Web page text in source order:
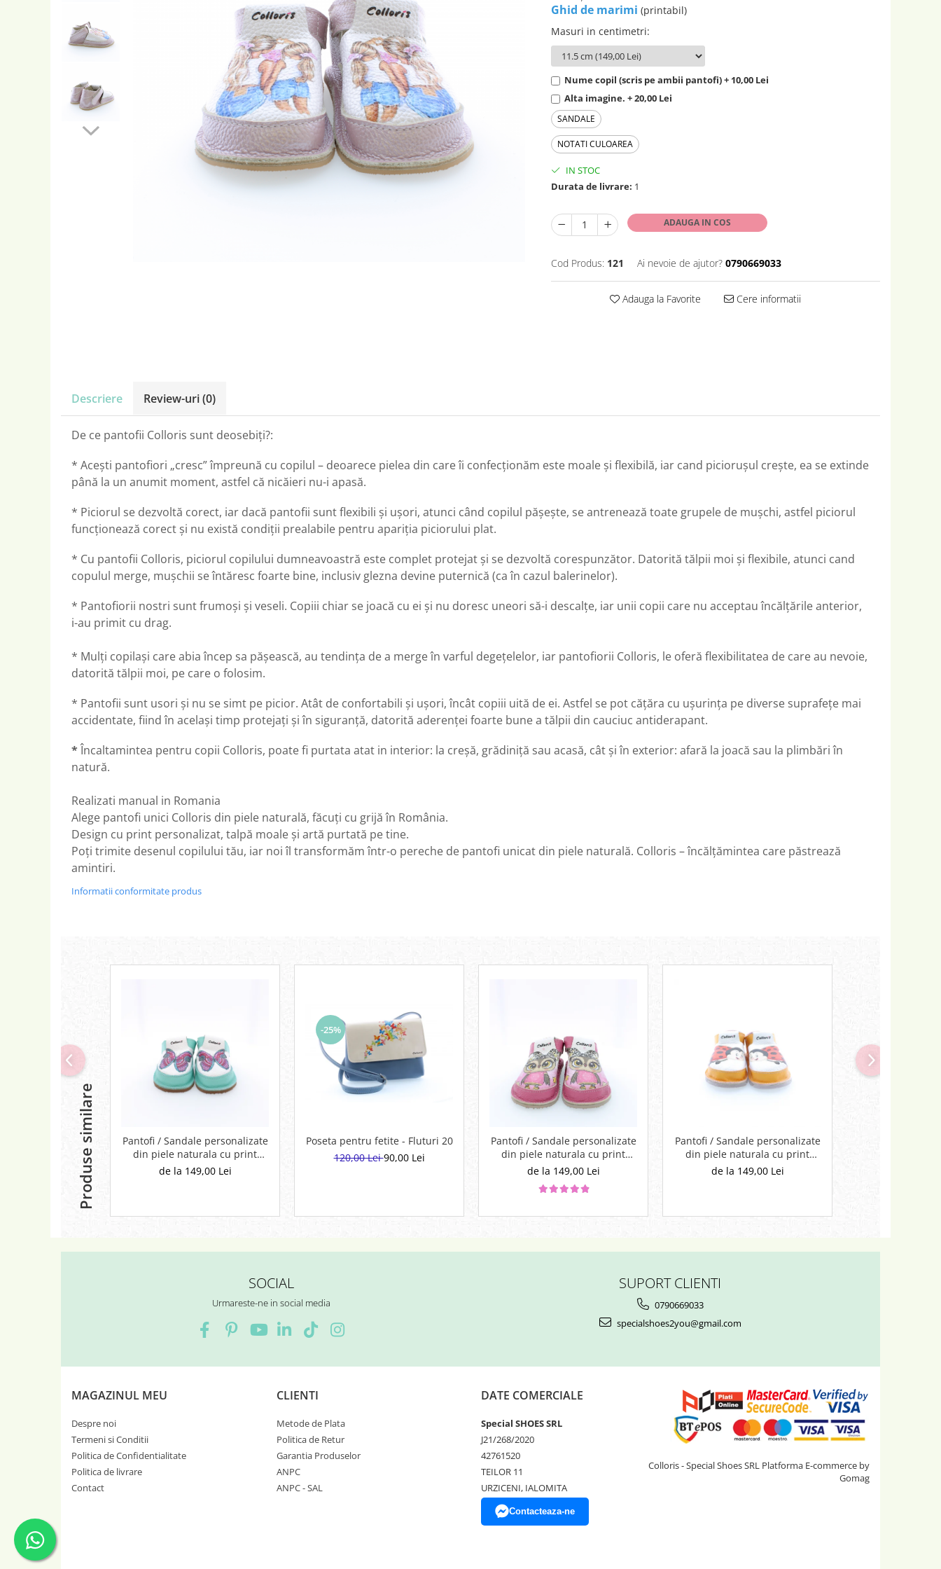
Ghid de marimi (printabil)
Masuri in centimetri:
Nume copil (scris pe ambii pantofi) + 10,00 Lei
Alta imagine. + 20,00 Lei
SANDALE
NOTATI CULOAREA
IN STOC
Durata de livrare: 1
ADAUGA IN COS
Cod Produs: 121 Ai nevoie de ajutor? 0790669033
Adauga la Favorite Cere informatii
Descriere Review-uri(0)
De ce pantofii Colloris sunt deosebiți?:
* Acești pantofiori „cresc” împreună cu copilul – deoarece pielea din care îi confecționăm este moale și flexibilă, iar cand picioruşul crește, ea se extinde
până la un anumit moment, astfel că nicăieri nu-i apasă.
* Piciorul se dezvoltă corect, iar dacă pantofii sunt flexibili și ușori, atunci când copilul pășește, se antrenează toate grupele de mușchi, astfel piciorul
funcționează corect și nu există condiții prealabile pentru apariția piciorului plat.
* Cu pantofii Colloris, piciorul copilului dumneavoastră este complet protejat și se dezvoltă corespunzător. Datorită tălpii moi și flexibile, atunci cand
copulul merge, mușchii se întăresc foarte bine, inclusiv glezna devine puternică (ca în cazul balerinelor).
* Pantofiorii nostri sunt frumoși și veseli. Copiii chiar se joacă cu ei și nu doresc uneori să-i descalțe, iar unii copii care nu acceptau încălțările anterior,
i-au primit cu drag.
* Mulți copilași care abia încep sa pășească, au tendința de a merge în varful degețelelor, iar pantofiorii Colloris, le oferă flexibilitatea de care au nevoie,
datorită tălpii moi, pe care o folosim.
* Pantofii sunt usori și nu se simt pe picior. Atât de confortabili și ușori, încât copiii uită de ei. Astfel se pot cățăra cu ușurința pe diverse suprafețe mai
accidentate, fiind în același timp protejați și în siguranță, datorită aderenței foarte bune a tălpii din cauciuc antiderapant.
*Încaltamintea pentru copii Colloris, poate fi purtata atat in interior: la creșă, grădiniță sau acasă, cât și în exterior: afară la joacă sau la plimbări în
natură.
Realizati manual in Romania
Alege pantofi unici Colloris din piele naturală, făcuți cu grijă în România.
Design cu print personalizat, talpă moale și artă purtată pe tine.
Poți trimite desenul copilului tău, iar noi îl transformăm într-o pereche de pantofi unicat din piele naturală. Colloris – încălțămintea care păstrează
amintiri.
Informatii conformitate produs
Produse similare
Pantofi / Sandale personalizate
din piele naturala cu print
digital - Fluture
de la 149,00 Lei
-25%
Poseta pentru fetite - Fluturi 20
120,00 Lei90,00 Lei
Pantofi / Sandale personalizate
din piele naturala cu print
digital - Bufnita
de la 149,00 Lei
Pantofi / Sandale personalizate
din piele naturala cu print
digital - Buburuza
de la 149,00 Lei
SOCIAL
Urmareste-ne in social media
SUPORT CLIENTI
0790669033
specialshoes2you@gmail.com
MAGAZINUL MEU
Despre noi
Termeni si Conditii
Politica de Confidentialitate
Politica de livrare
Contact
CLIENTI
Metode de Plata
Politica de Retur
Garantia Produselor
ANPC
ANPC - SAL
DATE COMERCIALE
Special SHOES SRL
J21/268/2020
42761520
TEILOR 11
URZICENI, IALOMITA
Contacteaza-ne
Colloris - Special Shoes SRL Platforma E-commerce by
Gomag